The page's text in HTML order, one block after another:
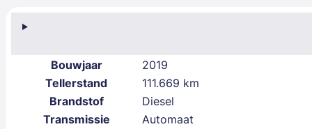
Bouwjaar
2019
Tellerstand
111.669 km
Brandstof
Diesel
Transmissie
Automaat